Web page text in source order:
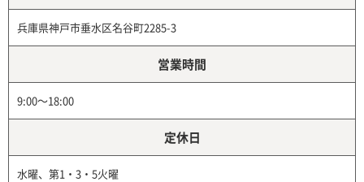
兵庫県神戸市垂水区名谷町2285-3
営業時間
9:00～18:00
定休日
水曜、第1・3・5火曜